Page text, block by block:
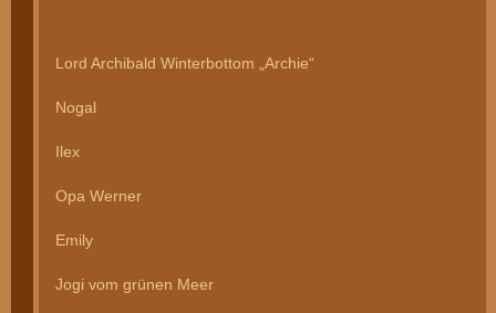
Lord Archibald Winterbottom „Archie“
Nogal
Ilex
Opa Werner
Emily
Jogi vom grünen Meer